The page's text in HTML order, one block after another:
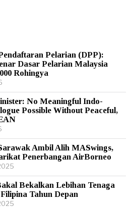
Pelarian (DPP):
Dasar Pelarian Malaysia
Rohingya
No Meaningful Indo-
Possible Without Peaceful,
Ambil Alih MASwings,
Penerbangan AirBorneo
Bekalkan Lebihan Tenaga
Tahun Depan